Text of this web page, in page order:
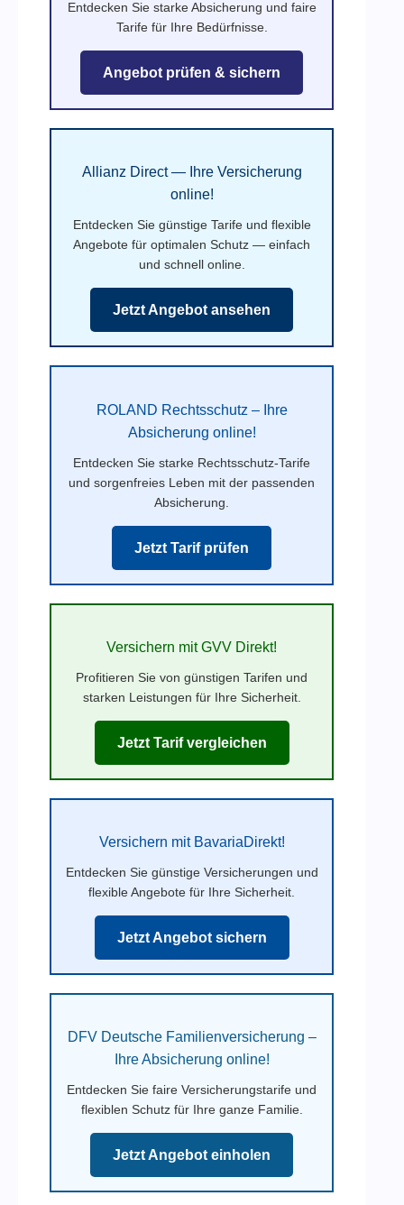
Entdecken Sie starke Absicherung und faire
Tarife für Ihre Bedürfnisse.
Angebot prüfen & sichern
Allianz Direct — Ihre Versicherung
online!
Entdecken Sie günstige Tarife und flexible
Angebote für optimalen Schutz — einfach
und schnell online.
Jetzt Angebot ansehen
ROLAND Rechtsschutz – Ihre
Absicherung online!
Entdecken Sie starke Rechtsschutz-Tarife
und sorgenfreies Leben mit der passenden
Absicherung.
Jetzt Tarif prüfen
Versichern mit GVV Direkt!
Profitieren Sie von günstigen Tarifen und
starken Leistungen für Ihre Sicherheit.
Jetzt Tarif vergleichen
Versichern mit BavariaDirekt!
Entdecken Sie günstige Versicherungen und
flexible Angebote für Ihre Sicherheit.
Jetzt Angebot sichern
DFV Deutsche Familienversicherung –
Ihre Absicherung online!
Entdecken Sie faire Versicherungstarife und
flexiblen Schutz für Ihre ganze Familie.
Jetzt Angebot einholen